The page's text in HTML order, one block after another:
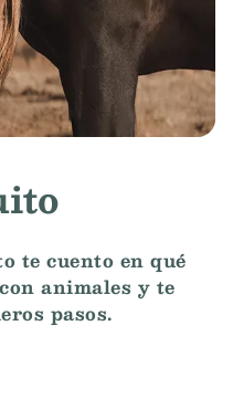
te cuento en qué
animales y te
pasos.